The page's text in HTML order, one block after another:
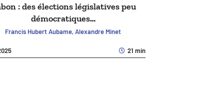
: des élections législatives peu
démocratiques…
Francis Hubert Aubame, Alexandre Minet
21 min